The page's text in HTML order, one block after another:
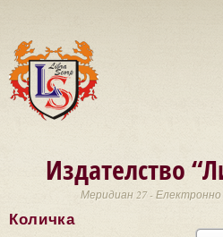
Издателство
Меридиан 27 -
Количка